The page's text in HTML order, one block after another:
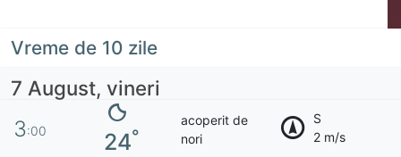
Vreme de 10 zile
7 August, vineri
3:00 24°
acoperit de
nori
S
2 m/s